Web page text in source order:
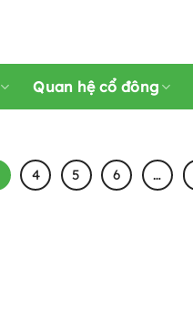
Quan hệ cổ đông
4 5 6 …